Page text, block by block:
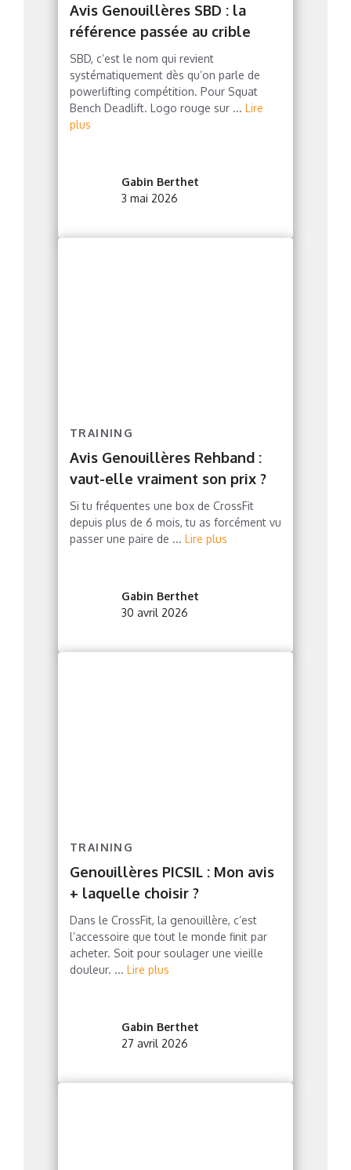
Avis Genouillères SBD : la
référence passée au crible
SBD, c’est le nom qui revient
systématiquement dès qu’on parle de
powerlifting compétition. Pour Squat
Bench Deadlift. Logo rouge sur ... Lire
plus
Gabin Berthet
3 mai 2026
TRAINING
Avis Genouillères Rehband :
vaut-elle vraiment son prix ?
Si tu fréquentes une box de CrossFit
depuis plus de 6 mois, tu as forcément vu
passer une paire de ... Lire plus
Gabin Berthet
30 avril 2026
TRAINING
Genouillères PICSIL : Mon avis
+ laquelle choisir ?
Dans le CrossFit, la genouillère, c’est
l’accessoire que tout le monde finit par
acheter. Soit pour soulager une vieille
douleur. ... Lire plus
Gabin Berthet
27 avril 2026